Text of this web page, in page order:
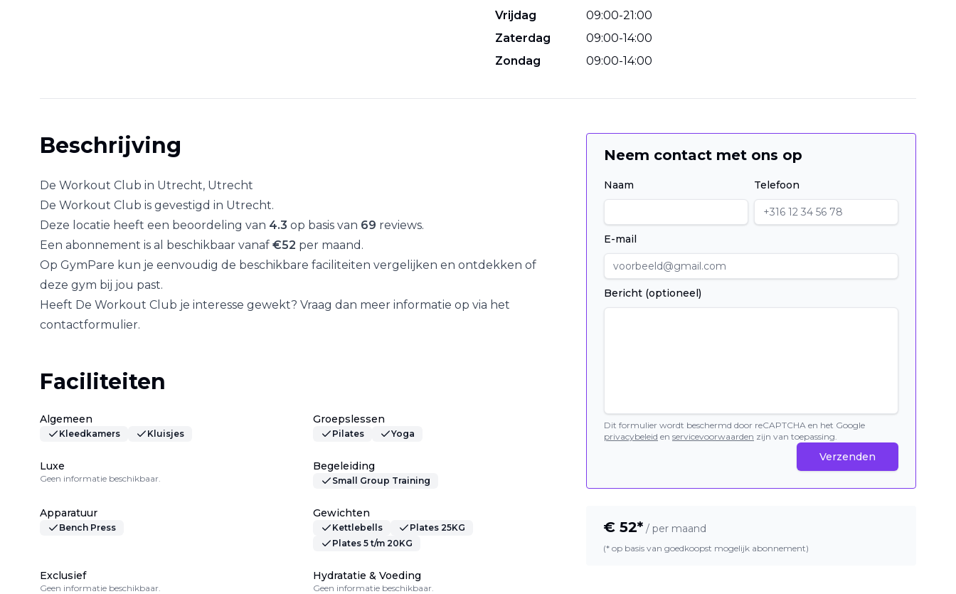
Vrijdag
09:00-21:00
Zaterdag
09:00-14:00
Zondag
09:00-14:00
Beschrijving
De Workout Club in Utrecht, Utrecht
De Workout Club is gevestigd in Utrecht.
Deze locatie heeft een beoordeling van 4.3 op basis van 69 reviews.
Een abonnement is al beschikbaar vanaf €52 per maand.
Op GymPare kun je eenvoudig de beschikbare faciliteiten vergelijken en ontdekken of
deze gym bij jou past.
Heeft De Workout Club je interesse gewekt? Vraag dan meer informatie op via het
contactformulier.
Faciliteiten
Algemeen
Kleedkamers Kluisjes
Groepslessen
Pilates Yoga
Luxe
Geen informatie beschikbaar.
Begeleiding
Small Group Training
Apparatuur
Bench Press
Gewichten
Kettlebells
Plates 25KG
Plates 5 t/m 20KG
Exclusief
Geen informatie beschikbaar.
Hydratatie & Voeding
Geen informatie beschikbaar.
Neem contact met ons op
Naam Telefoon
E-mail
Bericht (optioneel)
Dit formulier wordt beschermd door reCAPTCHA en het Google
privacybeleid en servicevoorwaarden zijn van toepassing.
Verzenden
€ 52* / per maand
(* op basis van goedkoopst mogelijk abonnement)